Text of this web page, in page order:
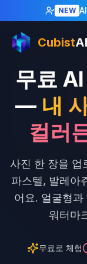
NEW
CubistAI
무료
— 내
컬러
사진 한 장을 업
파스텔, 발레아
어요. 얼굴형
워터마
무료로 체험